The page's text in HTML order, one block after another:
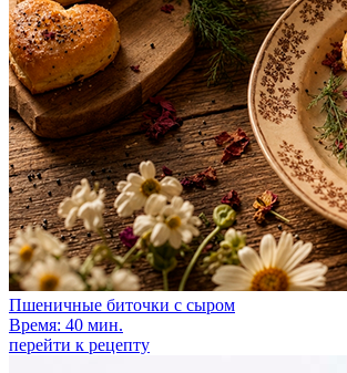
Пшеничные биточки с сыром
Время: 40 мин.
перейти к рецепту